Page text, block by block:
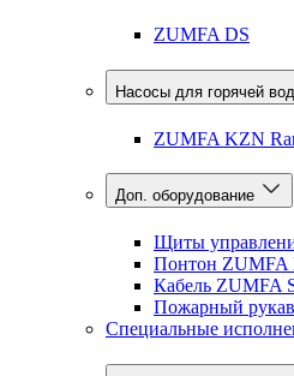
ZUMFA DS
Насосы для горячей
ZUMFA KZN
Доп. оборудование
Щиты
Понтон ZUMFA
Кабель ZUMFA
Пожарный
Специальные